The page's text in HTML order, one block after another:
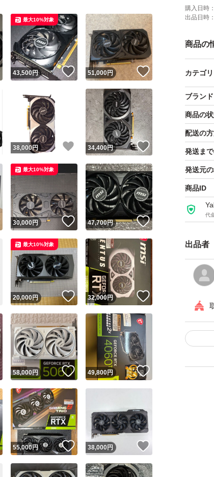
中古品
密機器
ブラン
シリー
搭載チ
コアク
メモリ
メモリ
メモリ
メモ
バス
補助電
冷却
専有
幅（長
本体の
購入日時：
出品日時：
商品の
カテゴリ
ブランド
商品の
配送の
発送ま
発送元
商品ID
代
出品者
いいね！
43,500円 いいね！
最大10%対象
51,000円
いいね！
38,000円 いいね！
34,400円 いいね！
いいね！
30,000円 いいね！
最大10%対象
47,700円 いいね！
いいね！
20,000円 いいね！
最大10%対象
32,000円 いいね！
いいね！
58,000円 いいね！
49,800円
いいね！
55,000円 いいね！
38,000 円